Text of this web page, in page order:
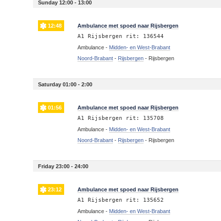
Sunday 12:00 - 13:00
12:48 Ambulance met spoed naar Rijsbergen
A1 Rijsbergen rit: 136544
Ambulance - Midden- en West-Brabant
Noord-Brabant - Rijsbergen - Rijsbergen
Saturday 01:00 - 2:00
01:56 Ambulance met spoed naar Rijsbergen
A1 Rijsbergen rit: 135708
Ambulance - Midden- en West-Brabant
Noord-Brabant - Rijsbergen - Rijsbergen
Friday 23:00 - 24:00
23:12 Ambulance met spoed naar Rijsbergen
A1 Rijsbergen rit: 135652
Ambulance - Midden- en West-Brabant